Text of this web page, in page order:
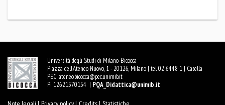
Università degli Studi di Milano-Bicocca
Piazza dell'Ateneo Nuovo, 1 - 20126, Milano | tel. 02 6448 1 | Casella
PEC:ateneo.bicocca@pec.unimib.it
P.I. 12621570154 | PQA_Didattica@unimib.it